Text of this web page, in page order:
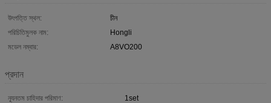
উৎপত্তি স্থল:
চীন
পরিচিতিমুলক নাম:
Hongli
মডেল নম্বার:
A8VO200
প্রদান
ন্যূনতম চাহিদার পরিমাণ:
1set